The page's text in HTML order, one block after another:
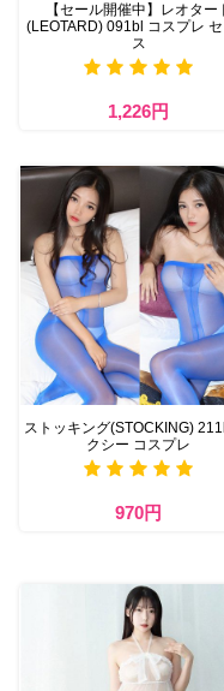
【セール開催中】レオター
(LEOTARD) 091bl コスプレ セ
ス
1,226円
ストッキング(STOCKING)
クシー コスプレ
970円